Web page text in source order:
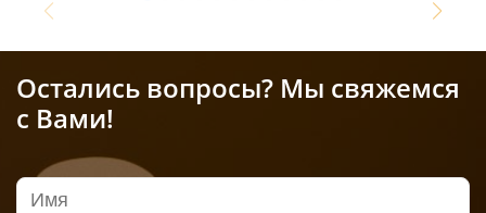
Остались вопросы? Мы свяжемся
с Вами!